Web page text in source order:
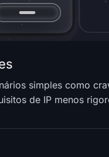
simples como
de IP menos